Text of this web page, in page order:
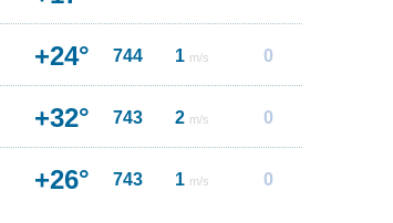
+24° 744 1 m/s 0
+32° 743 2 m/s 0
+26° 743 1 m/s 0